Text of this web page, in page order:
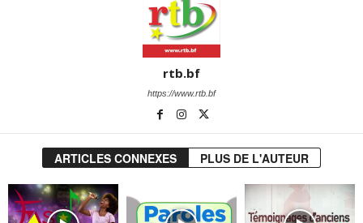
rtb.bf
https://www.rtb.bf
ARTICLES CONNEXES PLUS DE L'AUTEUR